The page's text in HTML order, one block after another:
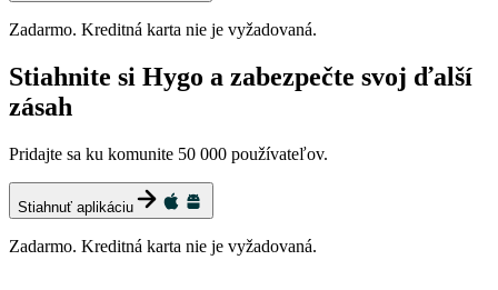
Zadarmo. Kreditná karta nie je vyžadovaná.
Stiahnite si Hygo a zabezpečte svoj ďalší
zásah
Pridajte sa ku komunite 50 000 používateľov.
Stiahnuť aplikáciu
Zadarmo. Kreditná karta nie je vyžadovaná.